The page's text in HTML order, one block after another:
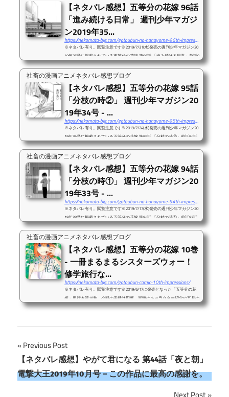
ケーキとたこ焼き。そのパンケーキとたこ焼きで争う流れになるとは思っ
ていませんでした笑ちょっとおっさんだからね・・・そういう高校生の思
考にはならないんだよ・・・。一番偉...
【ネタバレ感想】五等分の花嫁 96話
「進み続ける日常」 週刊少年マガジ
ン2019年35...
https://nekomata-blg.com/gotoubun-no-hanayome-96th-impressions/
※ネタバレ有り。閲覧注意です※2019/7/31(水)発売の週刊少年マガジン20
19年35号に掲載されている五等分の花嫁 第96話 「進み続ける日常」前話9
5話の感想記事は以下リンクよりどうぞ。次話97話の感想記事は以下リン
クよりどうぞ。今回は文化祭のお話。と同時に、何かが動き始める予感を
ついては進学に関して少し重たいお話が入ってきそうな予感。一花、二
乃、三玖についてはここまでに大きな見せ場（恋愛的な意味で）があった
ので、四葉と五月の見せ場、ついにきます...
社畜の漫画アニメネタバレ感想ブログ
【ネタバレ感想】五等分の花嫁 95話
「分枝の時②」 週刊少年マガジン20
19年34号 - ...
https://nekomata-blg.com/gotoubun-no-hanayome-95th-impressions/
※ネタバレ有り。閲覧注意です※2019/7/24(水)発売の週刊少年マガジン20
19年34号に掲載されている五等分の花嫁 第95話 「分枝の時②」前話94話
の感想記事は以下リンクよりどうぞ。次話96話の感想記事は以下リンクよ
りどうぞ。一花メイン回、その続き。いよいよ女優業一本でやっていく、
チのCMやるってのは相当な人気ですよね・・・。高校の先生からもサイ
ンを求められてたし、高校に通うのも大変、っていうのは全くの嘘ではな
いのも頷ける。それにしてもこの一花の退学...
社畜の漫画アニメネタバレ感想ブログ
【ネタバレ感想】五等分の花嫁 94話
「分枝の時①」 週刊少年マガジン20
19年33号 - ...
https://nekomata-blg.com/gotoubun-no-hanayome-94th-impressions/
※ネタバレ有り。閲覧注意です※2019/7/17(水)発売の週刊少年マガジン20
19年33号に掲載されている五等分の花嫁 第94話 「分枝の時①」前話93話
の感想記事は以下リンクよりどうぞ。次話95話の感想記事は以下リンクよ
りどうぞ。93話は二乃が大活躍のニヤニヤ話だったのですが、今回は少し
読み解くようなお話でしたね。タイトルも「分枝の時①」となり、新展開
突入ですね。しばらくは①～という感じで続いていくのでしょう。以下、
簡単な93話のストーリー。学校を辞めると...
社畜の漫画アニメネタバレ感想ブログ
【ネタバレ感想】五等分の花嫁 10巻
- 一冊まるまるシスターズウォー！
修学旅行な...
https://nekomata-blg.com/gotoubun-comic-10th-impressions/
※ネタバレ有り。閲覧注意です※2019/6/17に発売となった「五等分の花
嫁」単行本第10巻。今回の表紙は四葉。冒頭のキャラクター紹介の五月の
紹介文はいつも笑ってしまう。五月病ｗｗｗそして最後のオマケ漫画も爆
に一番大きなポイントだな・・・と思った...
投
稿
Previous Post
【ネタバレ感想】やがて君になる 第44話「夜と朝」
電撃大王2019年10月号 – この作品に最高の感謝を。